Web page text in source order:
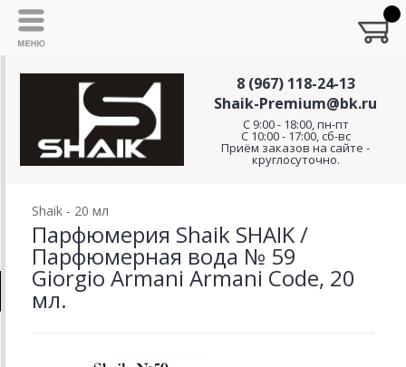
8 (967) 118-24-13
Shaik-Premium@bk.ru
C 9:00 - 18:00, пн-пт
С 10:00 - 17:00, сб-вс
Приём заказов на сайте -
круглосуточно.
Shaik - 20 мл
Парфюмерия Shaik SHAIK /
Парфюмерная вода № 59
Giorgio Armani Armani Code, 20
мл.